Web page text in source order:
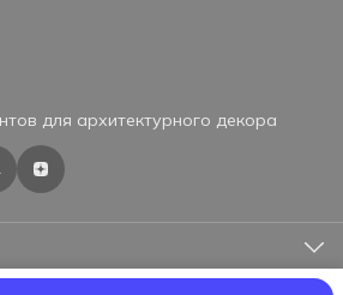
для архитектурного декора